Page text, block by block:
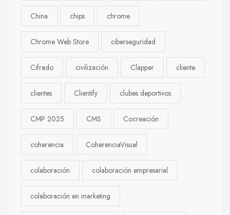
China chips chrome
Chrome Web Store ciberseguridad
Cifrado civilización Clapper cliente
clientes Clientify clubes deportivos
CMP 2025 CMS Cocreación
coherencia CoherenciaVisual
colaboración colaboración empresarial
colaboración en marketing